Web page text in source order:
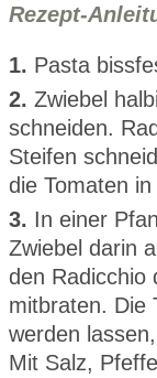
Rezept-
1. Pasta
2. Zwiebel
schneiden.
Steifen
die Tomaten
3. In einer
Zwiebel darin
den Radicchio
mitbraten. Die
werden
Mit Salz,